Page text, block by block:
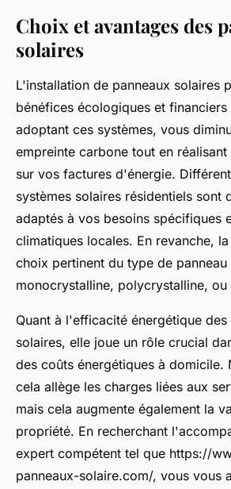
Choix et avantages des
solaires
L'installation de panneaux solaires
bénéfices écologiques et financiers
adoptant ces systèmes, vous
empreinte carbone tout en
sur vos factures d'énergie.
systèmes solaires résidentiels sont
adaptés à vos besoins spécifiques
climatiques locales. En revanche,
choix pertinent du type de
monocrystalline, polycrystalline,
Quant à l'efficacité énergétique des
solaires, elle joue un rôle crucial
des coûts énergétiques à domicile.
cela allège les charges liées aux
mais cela augmente également la
propriété. En recherchant
expert compétent tel que https://
panneaux-solaire.com/, vous vous